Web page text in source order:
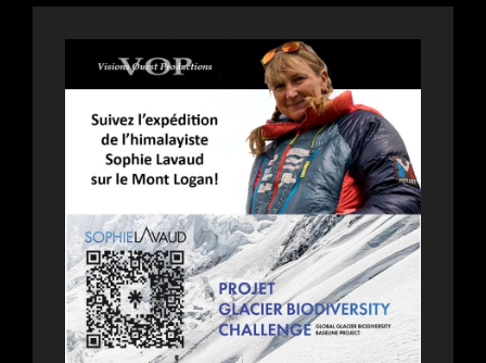
PRÉSENTÉ
À
VANCOUVER
LE
26
AOÛT